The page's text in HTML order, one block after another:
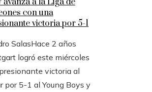
con una
victoria por 5-1
SalasHace 2 años
logró este miércoles
victoria al
por 5-1 al Young Boys y